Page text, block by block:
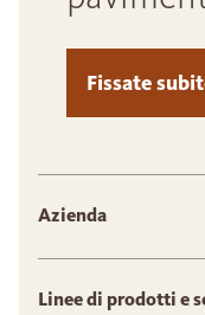
Fissate
Azienda
Linee di prodotti e